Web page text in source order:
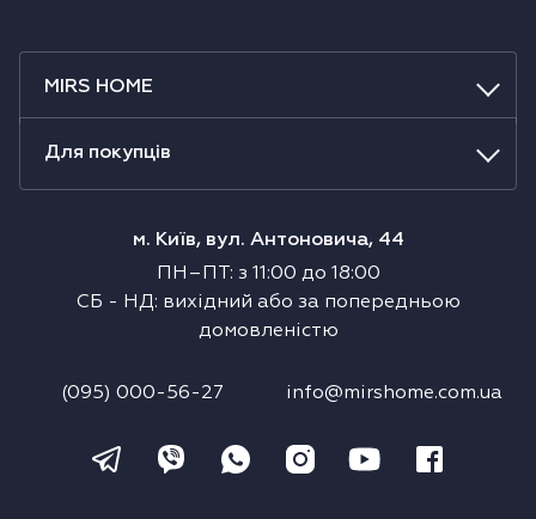
MIRS HOME
Для покупців
м. Київ, вул. Антоновича, 44
ПН–ПТ : з 11:00 до 18:00
СБ - НД: вихідний або за попередньою
домовленістю
info@mirshome.com.ua
(095) 000-56-27